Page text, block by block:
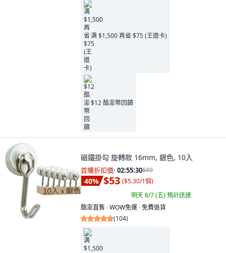
满 $1,500 再省 $75 (王道卡)
$12 酷澎幣回饋
磁鐵掛勾 旋轉款 16mm, 銀色, 10入
首購折扣價· 02:55:29$89
40% $53 ($5.30/1個)
明天 8/7 (五)預計送達
酷澎直售 ∙ WOW免運 ∙ 免費退貨
(104)